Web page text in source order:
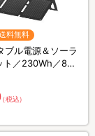
料無料
ブル電源＆ソーラ
ト／230Wh／8ポ
ズ／災害対策
税込）